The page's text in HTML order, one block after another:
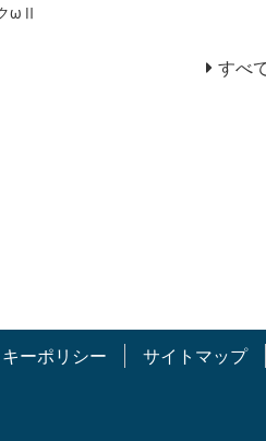
ωⅡ
すべ
ーポリシー サイトマップ